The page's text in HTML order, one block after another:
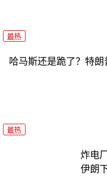
最热
哈马斯还是跪了？特朗
最热
炸电
伊朗